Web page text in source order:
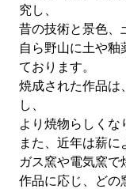
究し、
昔の技術と景色、
自ら野山に土や釉
ております。
焼成された作品は
し、
より焼物らしくな
また、近年は薪に
ガス窯や電気窯で
作品に応じ、どの